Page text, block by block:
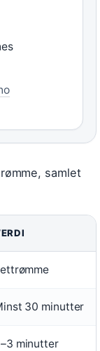
samlet
30 minutter
minutter